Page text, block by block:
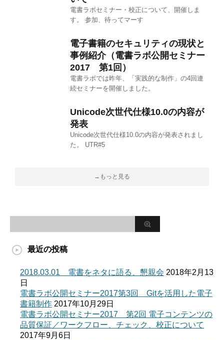
電書ラボセミナー・校正について、開催しま
す。 参加、待ってマーす
電子書籍のセキュリティの現状と
事例紹介（電書ラボ公開セミナー
2017 第1回）
電書ラボでは昨年、「実践的な制作」の4回連
続セミナーを開催しました。
Unicode次世代仕様10.0の内容が
発表
Unicode次世代仕様10.0の内容が発表されまし
た。 UTR#5
→もっと見る
最近の投稿
2018.03.01 電書をネタに語る、懇親会 2018年2月13
日
電書ラボ公開セミナー2017第3回 Gitを活用した電子
書籍制作 2017年10月29日
電書ラボ公開セミナー2017 第2回 電子コンテンツの
品質保証／ワークフロー、チェック、校正について
2017年9月6日